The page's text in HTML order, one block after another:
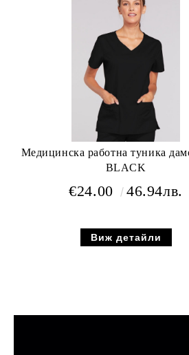
Медицинска работна туника
BLACK
€24.00 46.94лв.
Виж детайли